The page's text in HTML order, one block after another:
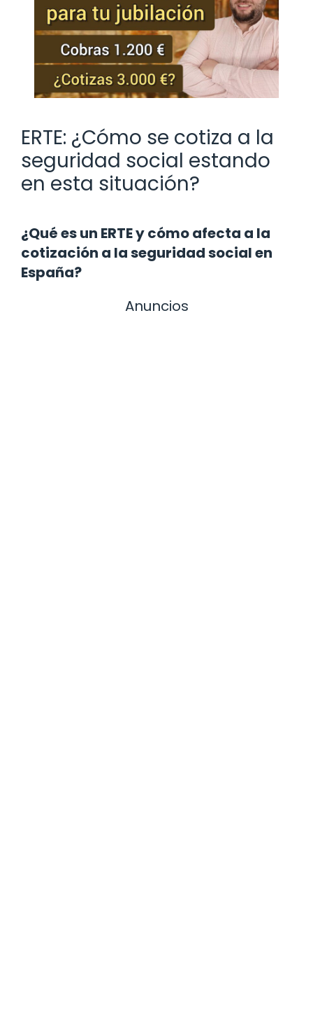
ERTE: ¿Cómo se cotiza a la
seguridad social estando
en esta situación?
¿Qué es un ERTE y cómo afecta a la
cotización a la seguridad social en
España?
Anuncios